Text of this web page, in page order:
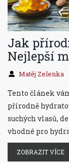
Jak
Nejlepší
Matěj Zelenka
Tento článek
přírodně
suchých vlasů,
vhodné pro
tipy na jejich
správného
ZOBRAZIT VÍCE